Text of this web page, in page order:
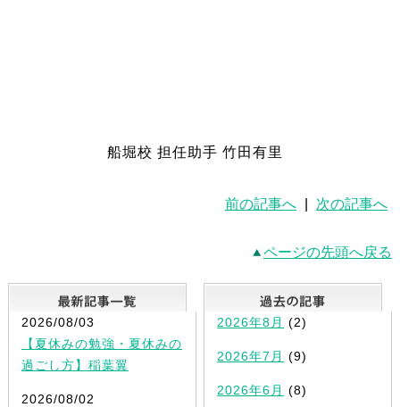
船堀校 担任助手 竹田有里
前の記事へ 次の記事へ
ページの先頭へ戻る
最新記事一覧
2026/08/03
【夏休みの勉強・夏休みの
過ごし方】稲葉翼
2026/08/02
2026年8月 (2)
2026年7月 (9)
2026年6月 (8)